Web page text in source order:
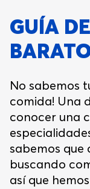
GUÍA
No sabemos
comida! Una
conocer una
sabemos que
buscando
así que